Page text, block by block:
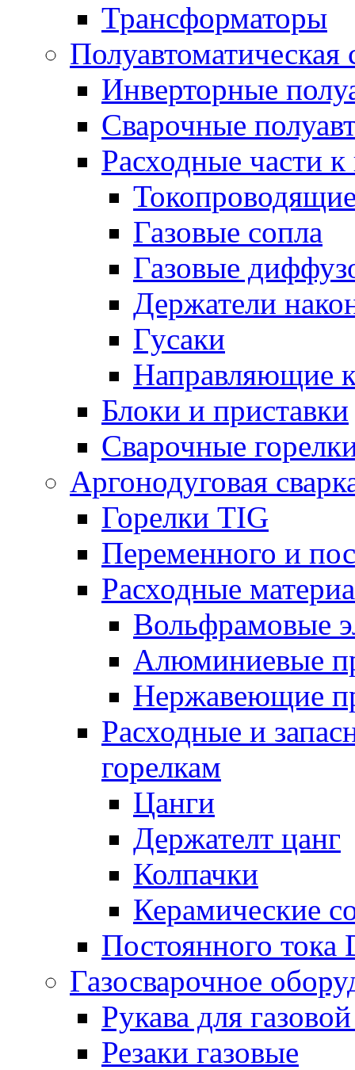
Трансформаторы
Инверторные
Сварочные
Расходные части
Газовые сопла
Газовые
Держатели
Гусаки
Направляющие
Блоки и приставки
Сварочные
Аргонодуговая
Горелки TIG
Переменного и
Расходные
Вольфрамовые
Алюминиевые
Нержавеющие
Расходные и
горелкам
Цанги
Держателт цанг
Колпачки
Керамические
Постоянного тока
Газосварочное
Рукава для
Резаки газовые